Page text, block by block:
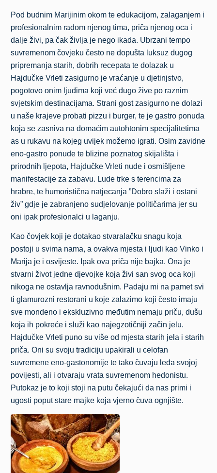
Pod budnim Marijinim okom te edukacijom, zalaganjem i
profesionalnim radom njenog tima, priča njenog oca i
dalje živi, pa čak življa je nego ikada. Ubrzani tempo
suvremenom čovjeku često ne dopušta luksuz dugog
pripremanja starih, dobrih recepata te dolazak u
Hajdučke Vrleti zasigurno je vraćanje u djetinjstvo,
pogotovo onim ljudima koji već dugo žive po raznim
svjetskim destinacijama. Strani gost zasigurno ne dolazi
u naše krajeve probati pizzu i burger, te je gastro ponuda
koja se zasniva na domaćim autohtonim specijalitetima
as u rukavu na kojeg uvijek možemo igrati. Osim zavidne
eno-gastro ponude te blizine poznatog skijališta i
prirodnih ljepota, Hajdučke Vrleti nude i osmišljene
manifestacije za zabavu. Lude trke s terencima za
hrabre, te humoristična natjecanja ”Dobro slaži i ostani
živ” gdje je zabranjeno sudjelovanje političarima jer su
oni ipak profesionalci u laganju.
Kao čovjek koji je dotakao stvaralačku snagu koja
postoji u svima nama, a ovakva mjesta i ljudi kao Vinko i
Marija je i osvijeste. Ipak ova priča nije bajka. Ona je
stvarni život jedne djevojke koja živi san svog oca koji
nikoga ne ostavlja ravnodušnim. Padaju mi na pamet svi
ti glamurozni restorani u koje zalazimo koji često imaju
sve mondeno i ekskluzivno međutim nemaju priču, dušu
koja ih pokreće i služi kao najegzotičniji začin jelu.
Hajdučke Vrleti puno su više od mjesta starih jela i starih
priča. Oni su svoju tradiciju upakirali u celofan
suvremene eno-gastonomije te tako čuvaju leđa svojoj
povijesti, ali i otvaraju vrata suvremenom hedonistu.
Putokaz je to koji stoji na putu čekajući da nas primi i
ugosti poput stare majke koja vjerno čuva ognjište.